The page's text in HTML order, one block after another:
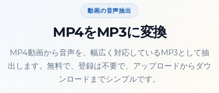
動画の音声抽出
MP4をMP3に変換
MP4動画から音声を、幅広く対応しているMP3として抽
出します。無料で、登録は不要で、アップロードからダウ
ンロードまでシンプルです。